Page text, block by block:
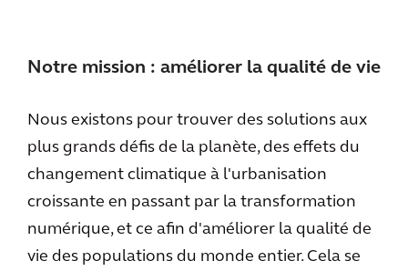
Notre mission : améliorer la qualité de vie
Nous existons pour trouver des solutions aux
plus grands défis de la planète, des effets du
changement climatique à l'urbanisation
croissante en passant par la transformation
numérique, et ce afin d'améliorer la qualité de
vie des populations du monde entier. Cela se